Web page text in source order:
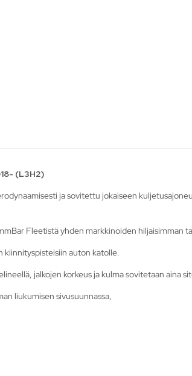
(L3H2)
ja sovitettu jokaiseen
Fleetistä yhden markkinoiden hiljaisimman
kiinnityspisteisiin auton katolle.
jalkojen korkeus ja kulma sovitetaan aina
liukumisen sivusuunnassa,